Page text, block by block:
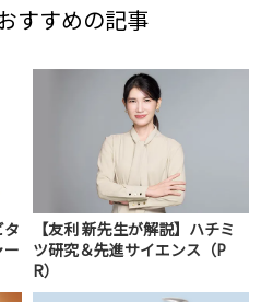
すすめの記事
【友利 新先生が解説】ハチミ
ツ研究＆先進サイエンス（P
R）